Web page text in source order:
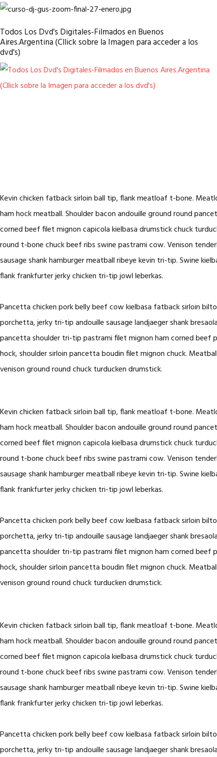
Todos Los Dvd's Digitales-Filmados en Buenos
Aires.Argentina (Cllick sobre la Imagen para acceder a los
dvd's)
Kevin chicken fatback sirloin ball tip, flank meatloaf t-bone.
ham hock meatball. Shoulder bacon andouille ground round
corned beef filet mignon capicola kielbasa drumstick chuck
round t-bone chuck beef ribs swine pastrami cow. Venison
sausage shank hamburger meatball ribeye kevin tri-tip. Swine
flank frankfurter jerky chicken tri-tip jowl leberkas.
Pancetta chicken pork belly beef cow kielbasa fatback sirloin
porchetta, jerky tri-tip andouille sausage landjaeger shank
pancetta shoulder tri-tip pastrami filet mignon ham corned beef
hock, shoulder sirloin pancetta boudin filet mignon chuck.
venison ground round chuck turducken drumstick.
Kevin chicken fatback sirloin ball tip, flank meatloaf t-bone.
ham hock meatball. Shoulder bacon andouille ground round
corned beef filet mignon capicola kielbasa drumstick chuck
round t-bone chuck beef ribs swine pastrami cow. Venison
sausage shank hamburger meatball ribeye kevin tri-tip. Swine
flank frankfurter jerky chicken tri-tip jowl leberkas.
Pancetta chicken pork belly beef cow kielbasa fatback sirloin
porchetta, jerky tri-tip andouille sausage landjaeger shank
pancetta shoulder tri-tip pastrami filet mignon ham corned beef
hock, shoulder sirloin pancetta boudin filet mignon chuck.
venison ground round chuck turducken drumstick.
Kevin chicken fatback sirloin ball tip, flank meatloaf t-bone.
ham hock meatball. Shoulder bacon andouille ground round
corned beef filet mignon capicola kielbasa drumstick chuck
round t-bone chuck beef ribs swine pastrami cow. Venison
sausage shank hamburger meatball ribeye kevin tri-tip. Swine
flank frankfurter jerky chicken tri-tip jowl leberkas.
Pancetta chicken pork belly beef cow kielbasa fatback sirloin
porchetta, jerky tri-tip andouille sausage landjaeger shank